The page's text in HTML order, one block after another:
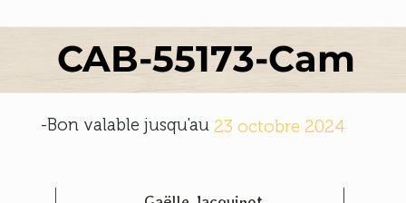
CAB-55173-Cam
-Bon valable jusqu'au 23 octobre 2024